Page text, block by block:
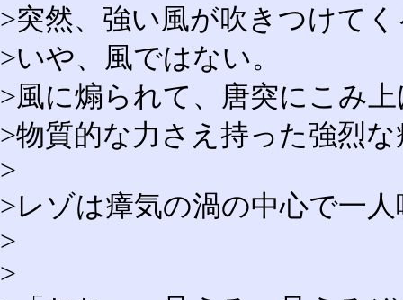
>突然、強い風が吹きつけて
>いや、風ではない。
>風に煽られて、唐突にこみ
>物質的な力さえ持った強烈
>
>レゾは瘴気の渦の中心で一
>
>